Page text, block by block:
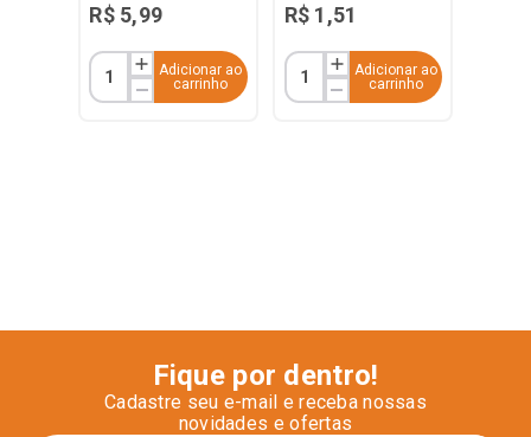
R$ 5,99
Adicionar ao
carrinho
R$ 1 ,51
Adicionar ao
carrinho
Fique por dentro!
Cadastre seu e-mail e receba nossas
novidades e ofertas